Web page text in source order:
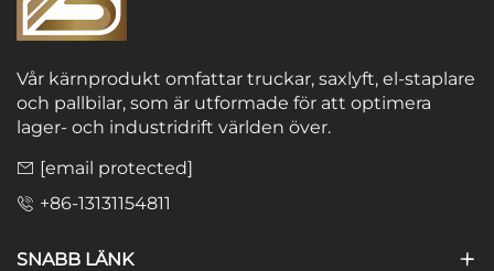
Vår kärnprodukt omfattar truckar, saxlyft, el-staplare
och pallbilar, som är utformade för att optimera
lager- och industridrift världen över.
[email protected]
+86-13131154811
SNABB LÄNK